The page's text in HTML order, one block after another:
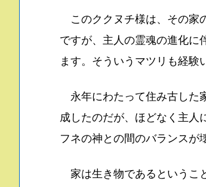
このククヌチ様は、その家
ですが、主人の霊魂の進化に
ます。そういうマツリも経験
永年にわたって住み古した
成したのだが、ほどなく主人
フネの神との間のバランスが
家は生き物であるというこ